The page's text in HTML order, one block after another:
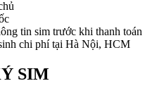
tin sim trước khi thanh toán
chi phí tại Hà Nội, HCM
SIM